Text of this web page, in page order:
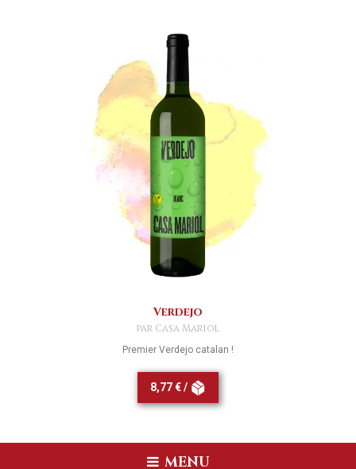
Verdejo
par Casa Mariol
Premier Verdejo catalan !
8,77 € /
MENU